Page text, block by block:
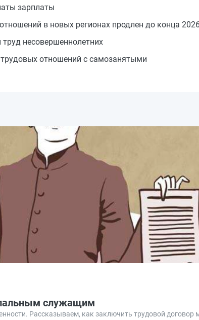
зарплаты
в новых регионах продлен до конца
несовершеннолетних
отношений с самозанятыми
служащим
Рассказываем, как заключить трудовой договор